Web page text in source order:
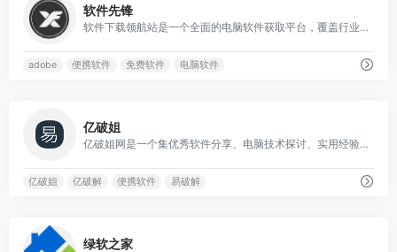
软件先锋
软件下载领航站是一个全面的电脑软件获取平台，覆盖行业专用软件、设计创意工具、3D建模软件以及多种浏览器下载。
adobe 便携软件 免费软件 电脑软件
亿破姐
亿破姐网是一个集优秀软件分享、电脑技术探讨、实用经验教程、SEO优化指南及IT资讯于一体的综合性平台。
亿破姐 亿破解 便携软件 易破解
绿软之家